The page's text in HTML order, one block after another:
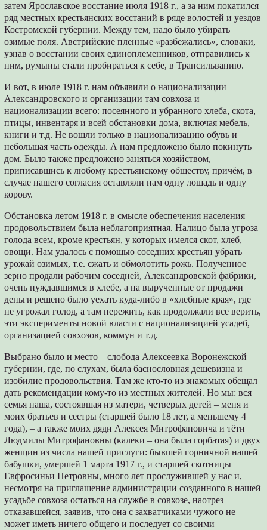
затем Ярославское восстание июля 1918 г., а за ним покатился
ряд местных крестьянских восстаний в ряде волостей и уездов
Костромской губернии. Между тем, надо было убирать
озимые поля. Австрийские пленные «разбежались», словаки,
узнав о восстании своих единоплеменников, отправились к
ним, румыны стали пробираться к себе, в Трансильванию.
И вот, в июле 1918 г. нам объявили о национализации
Александровского и организации там совхоза и
национализации всего: посеянного и убранного хлеба, скота,
птицы, инвентаря и всей обстановки дома, включая мебель,
книги и т.д. Не вошли только в национализацию обувь и
небольшая часть одежды. А нам предложено было покинуть
дом. Было также предложено заняться хозяйством,
приписавшись к любому крестьянскому обществу, причём, в
случае нашего согласия оставляли нам одну лошадь и одну
корову.
Обстановка летом 1918 г. в смысле обеспечения населения
продовольствием была неблагоприятная. Налицо была угроза
голода всем, кроме крестьян, у которых имелся скот, хлеб,
овощи. Нам удалось с помощью соседних крестьян убрать
урожай озимых, т.е. сжать и обмолотить рожь. Полученное
зерно продали рабочим соседней, Александровской фабрики,
очень нуждавшимся в хлебе, а на вырученные от продажи
деньги решено было уехать куда-либо в «хлебные края», где
не угрожал голод, а там пережить, как продолжали все верить,
эти эксперименты новой власти с национализацией усадеб,
организацией совхозов, коммун и т.д.
Выбрано было и место – слобода Алексеевка Воронежской
губернии, где, по слухам, была баснословная дешевизна и
изобилие продовольствия. Там же кто-то из знакомых обещал
дать рекомендации кому-то из местных жителей. Но мы: вся
семья наша, состоявшая из матери, четверых детей – меня и
моих братьев и сестры (старшей было 18 лет, а меньшему 4
года), – а также моих дяди Алексея Митрофановича и тёти
Людмилы Митрофановны (калеки – она была горбатая) и двух
женщин из числа нашей прислуги: бывшей горничной нашей
бабушки, умершей 1 марта 1917 г., и старшей скотницы
Евфросиньи Петровны, много лет прослужившей у нас и,
несмотря на приглашение администрации созданного в нашей
усадьбе совхоза остаться на службе в совхозе, наотрез
отказавшейся, заявив, что она с захватчиками чужого не
может иметь ничего общего и последует со своими